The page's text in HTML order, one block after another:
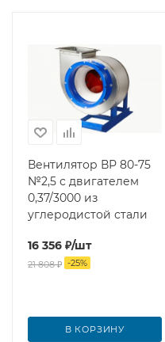
Вентилятор ВР 80-75
№2,5 с двигателем
0,37/3000 из
углеродистой стали
16 356 ₽/шт
21 808₽ -25%
В КОРЗИНУ